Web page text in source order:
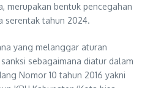
merupakan bentuk pencegahan
serentak tahun 2024.
yang melanggar aturan
sebagaimana diatur dalam
Nomor 10 tahun 2016 yakni